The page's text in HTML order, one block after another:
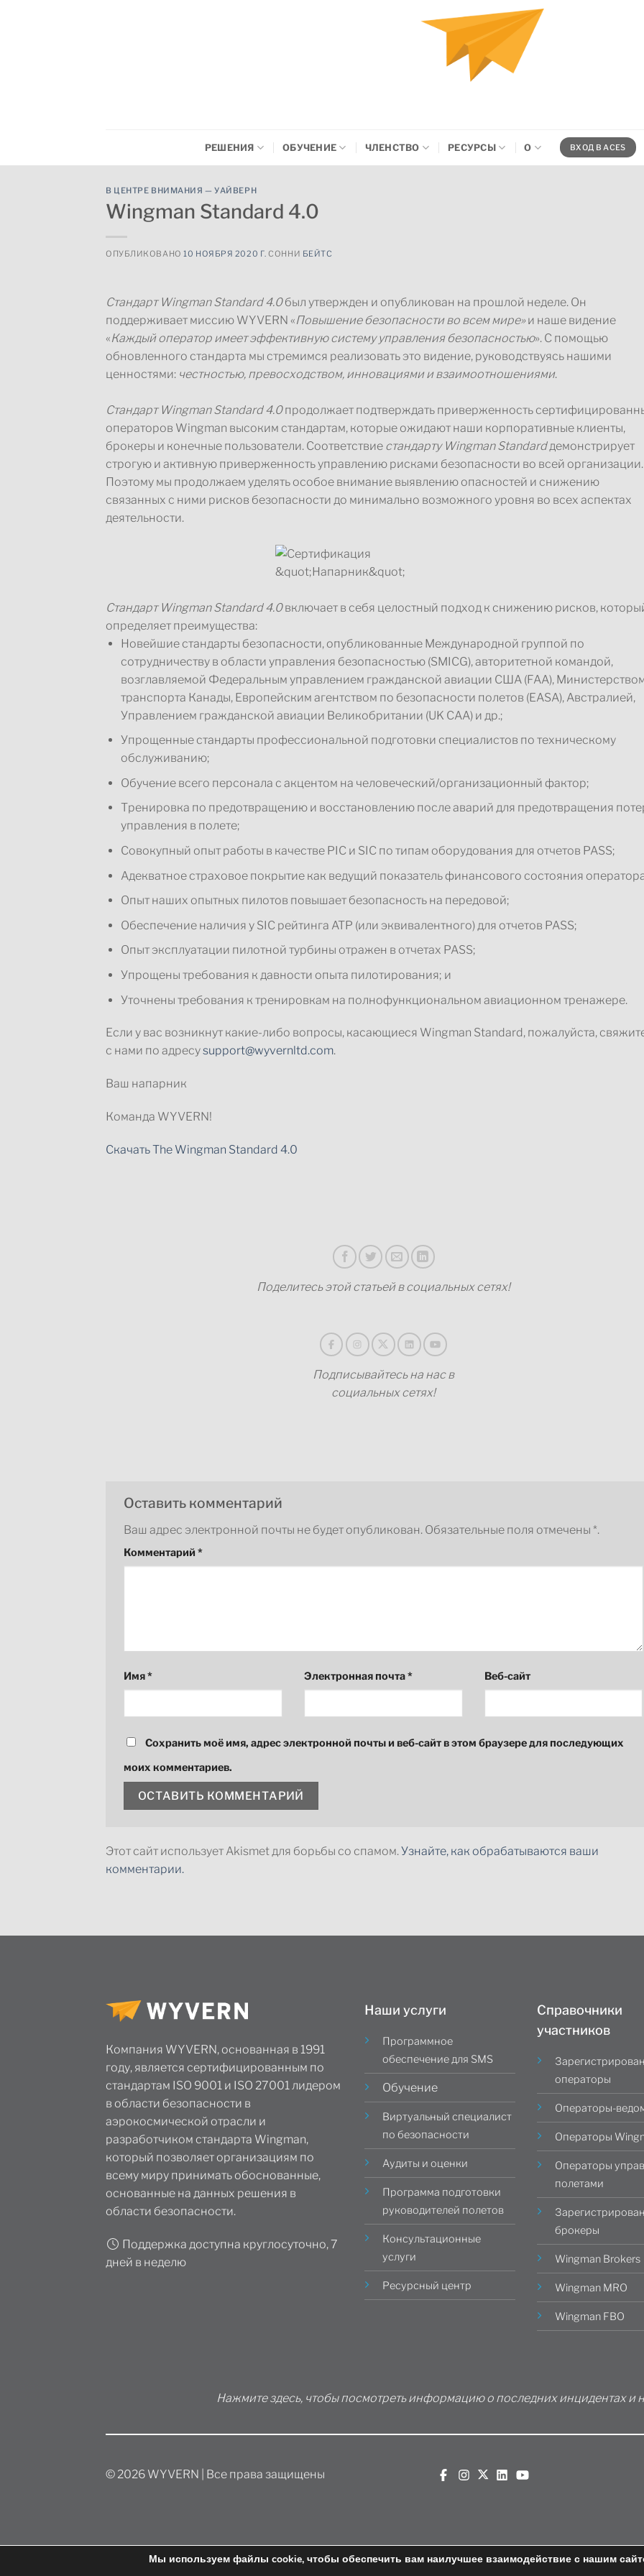
РЕШЕНИЯ ОБУЧЕНИЕ ЧЛЕНСТВО РЕСУРСЫ О ВХОД В ACES
В ЦЕНТРЕ ВНИМАНИЯ — УАЙВЕРН
Wingman Standard 4.0
ОПУБЛИКОВАНО10 НОЯБРЯ 2020 Г. СОННИ БЕЙТС
Стандарт Wingman Standard 4.0был утвержден и опубликован на прошлой неделе. Он
поддерживает миссию WYVERN «Повышение безопасности во всем мире»и наше видение
«Каждый оператор имеет эффективную систему управления безопасностью». С помощью
обновленного стандарта мы стремимся реализовать это видение, руководствуясь нашими
ценностями: честностью, превосходством, инновациями и взаимоотношениями.
Стандарт Wingman Standard 4.0продолжает подтверждать приверженность
операторов Wingman высоким стандартам, которые ожидают наши корпоративные клиенты,
брокеры и конечные пользователи. Соответствие стандарту Wingman Standardдемонстрирует
строгую и активную приверженность управлению рисками безопасности во всей организации.
Поэтому мы продолжаем уделять особое внимание выявлению опасностей и снижению
связанных с ними рисков безопасности до минимально возможного уровня во всех аспектах
деятельности.
Стандарт Wingman Standard 4.0включает в себя целостный подход к снижению рисков,
определяет преимущества:
Новейшие стандарты безопасности, опубликованные Международной группой по
сотрудничеству в области управления безопасностью (SMICG), авторитетной командой,
возглавляемой Федеральным управлением гражданской авиации США (FAA),
транспорта Канады, Европейским агентством по безопасности полетов (EASA), Австралией,
Управлением гражданской авиации Великобритании (UK CAA) и др.;
Упрощенные стандарты профессиональной подготовки специалистов по техническому
обслуживанию;
Обучение всего персонала с акцентом на человеческий/организационный фактор;
Тренировка по предотвращению и восстановлению после аварий для предотвращения
управления в полете;
Совокупный опыт работы в качестве PIC и SIC по типам оборудования для отчетов PASS;
Адекватное страховое покрытие как ведущий показатель финансового состояния
Опыт наших опытных пилотов повышает безопасность на передовой;
Обеспечение наличия у SIC рейтинга ATP (или эквивалентного) для отчетов PASS;
Опыт эксплуатации пилотной турбины отражен в отчетах PASS;
Упрощены требования к давности опыта пилотирования; и
Уточнены требования к тренировкам на полнофункциональном авиационном тренажере.
Если у вас возникнут какие-либо вопросы, касающиеся Wingman Standard, пожалуйста,
с нами по адресуsupport@wyvernltd.com.
Ваш напарник
Команда WYVERN!
Скачать The Wingman Standard 4.0
Поделитесь этой статьей в социальных сетях!
Подписывайтесь на нас в
социальных сетях!
Оставить комментарий
Ваш адрес электронной почты не будет опубликован. Обязательные поля отмечены *.
Комментарий *
Имя* Электронная почта* Веб-сайт
Сохранить моё имя, адрес электронной почты и веб-сайт в этом браузере для последующих
моих комментариев.
Этот сайт использует Akismet для борьбы со спамом. Узнайте, как обрабатываются ваши
комментарии.
Компания WYVERN, основанная в 1991
году, является сертифицированным по
стандартам ISO 9001 и ISO 27001 лидером
в области безопасности в
аэрокосмической отрасли и
разработчиком стандарта Wingman,
который позволяет организациям по
всему миру принимать обоснованные,
основанные на данных решения в
области безопасности.
Поддержка доступна круглосуточно, 7
дней в неделю
Наши услуги
Программное
обеспечение для SMS
Обучение
Виртуальный специалист
по безопасности
Аудиты и оценки
Программа подготовки
руководителей полетов
Консультационные
услуги
Ресурсный центр
Справочники
участников
операторы
Операторы-
Операторы
Операторы
полетами
брокеры
Wingman Brokers
Wingman MRO
Wingman FBO
Нажмите здесь, чтобы посмотреть информацию о последних инцидентах и
© 2026 WYVERN | Все права защищены
Мы используем файлы cookie, чтобы обеспечить вам наилучшее взаимодействие с нашим